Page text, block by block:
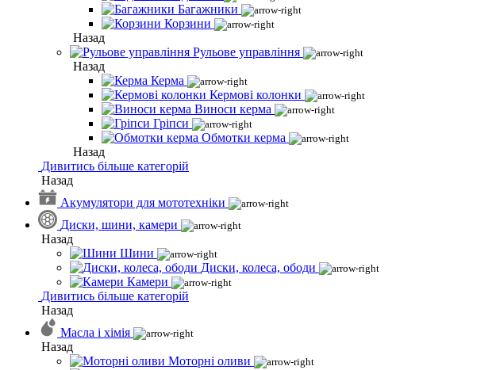
Багажники
Корзини
Назад
Рульове управління
Назад
Керма
Кермові колонки
Виноси керма
Гріпси
Обмотки керма
Назад
Дивитись більше категорій
Назад
Акумулятори для мототехніки
Диски, шини, камери
Назад
Шини
Диски, колеса, ободи
Камери
Дивитись більше категорій
Назад
Масла і хімія
Назад
Моторні оливи